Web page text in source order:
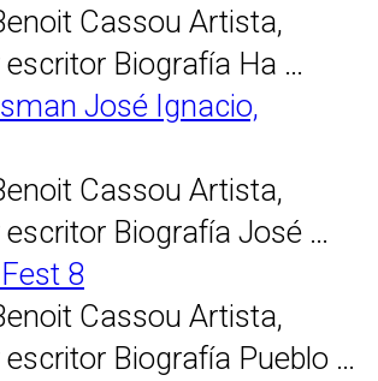
Cassou Artista,
Biografía Ha …
José Ignacio,
Cassou Artista,
Biografía José …
8
Cassou Artista,
Biografía Pueblo …